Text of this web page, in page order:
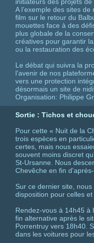
A l’exemple des sites
film sur le retour du
mouettes face à des
plus globale de la
créatives pour garantir
ou la restauration des
Le débat qui suivra la
l’avenir de nos
vers une protection
désormais un site de
Organisation: Philippe
Sortie : Tichos et
Pour cette « Nuit de la
trois espèces en
certes, mais nous
souvent moins discret
St-Ursanne. Nous
Chevêche en fin
Sur ce dernier site,
disposition pour celles
Rendez-vous à 14h45 à
fin alternative après le
Porrentruy vers 18h40.
dans les voitures pour